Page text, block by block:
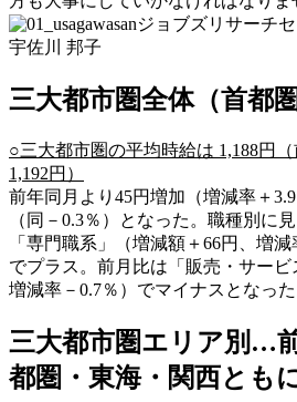
ジョブズリサーチ
宇佐川 邦子
三大都市圏全体（首都
○三大都市圏の平均時給は 1,188円
1,192円）
前年同月より45円増加（増減率＋
（同－0.3％）となった。職種別に
「専門職系」（増減額＋66円、増
でプラス。前月比は「販売・サービ
増減率－0.7％）でマイナスとなった
三大都市圏エリア別…
都圏・東海・関西とも